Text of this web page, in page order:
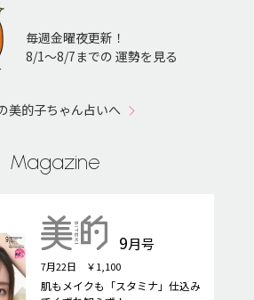
毎週金曜夜更新！
8/1〜8/7までの 運勢を見る
美的子ちゃん占いへ
Magazine
9月号
7月22日 ￥1,100
肌もメイクも「スタミナ」仕込み